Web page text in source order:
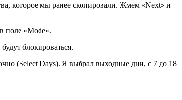
которое мы ранее скопировали. Жмем «Next» и
поле «Mode».
блокироваться.
(Select Days). Я выбрал выходные дни, с 7 до 18